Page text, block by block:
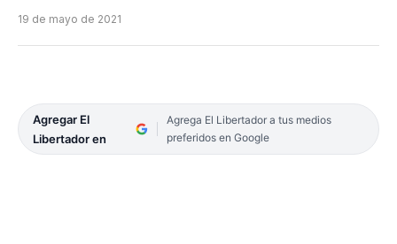
19 de mayo de 2021
Agregar El
Libertador en
Agrega El Libertador a tus medios
preferidos en Google